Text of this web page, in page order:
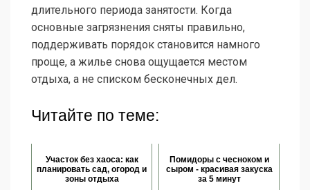
длительного периода занятости. Когда
основные загрязнения сняты правильно,
поддерживать порядок становится намного
проще, а жилье снова ощущается местом
отдыха, а не списком бесконечных дел.
Читайте по теме:
Участок без хаоса: как
планировать сад, огород и
зоны отдыха
Помидоры с чесноком и
сыром - красивая закуска
за 5 минут